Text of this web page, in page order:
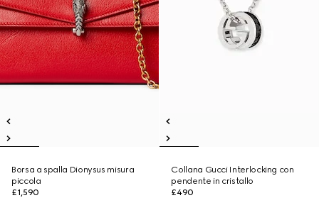
Borsa a spalla Dionysus misura
piccola
£1,590
Collana Gucci Interlocking con
pendente in cristallo
£490